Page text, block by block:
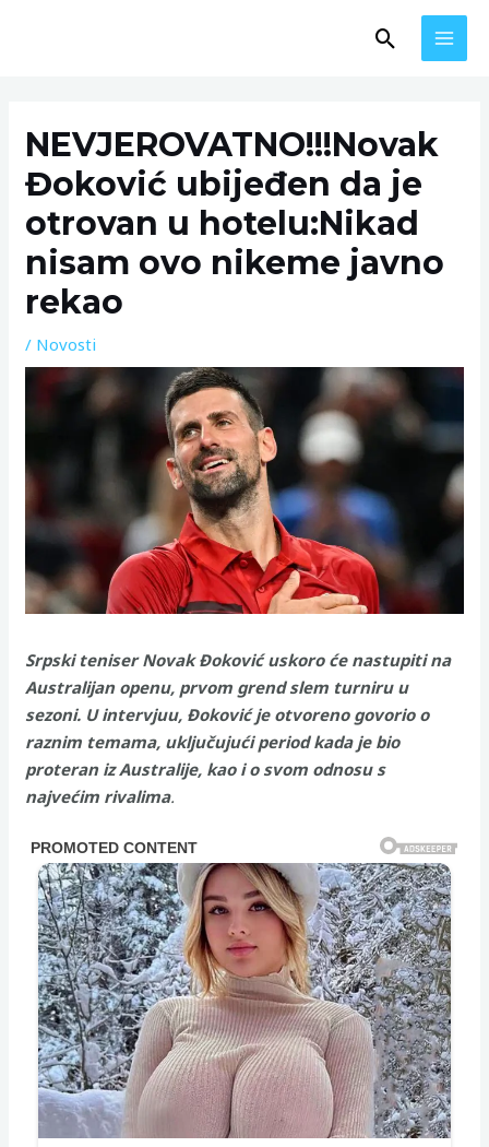
Search
NEVJEROVATNO!!!Novak
Đoković ubijeđen da je
otrovan u hotelu:Nikad
nisam ovo nikeme javno
rekao
/ Novosti
Srpski teniser Novak Đoković uskoro će nastupiti na
Australijan openu, prvom grend slem turniru u
sezoni. U intervjuu, Đoković je otvoreno govorio o
raznim temama, uključujući period kada je bio
proteran iz Australije, kao i o svom odnosu s
najvećim rivalima.